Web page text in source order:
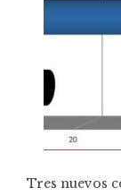
Tres nuevos